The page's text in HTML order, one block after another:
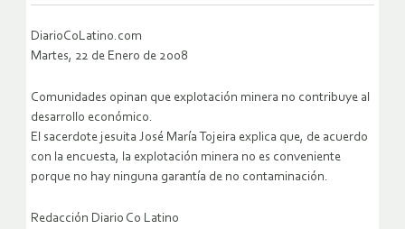
DiarioCoLatino.com
Martes, 22 de Enero de 2008
Comunidades opinan que explotación minera no contribuye al
desarrollo económico.
El sacerdote jesuita José María Tojeira explica que, de acuerdo
con la encuesta, la explotación minera no es conveniente
porque no hay ninguna garantía de no contaminación.
Redacción Diario Co Latino